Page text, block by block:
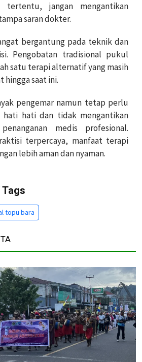
tertentu, jangan mengantikan
saran dokter.
bergantung pada teknik dan
Pengobatan tradisional pukul
satu terapi alternatif yang masih
hingga saat ini.
pengemar namun tetap perlu
hati hati dan tidak mengantikan
medis profesional.
terpercaya, manfaat terapi
lebih aman dan nyaman.
Tags
topu bara